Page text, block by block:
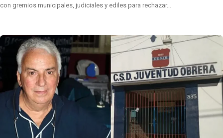
con gremios municipales, judiciales y ediles para rechazar…